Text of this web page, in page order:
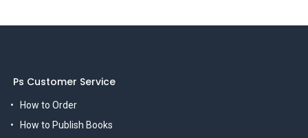
Ps Customer Service
How to Order
How to Publish Books